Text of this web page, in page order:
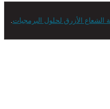
الأزرق لحلول البرمجيات.